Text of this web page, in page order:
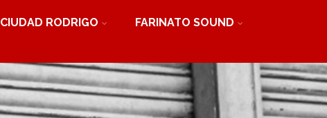
CIUDAD RODRIGO FARINATO SOUND